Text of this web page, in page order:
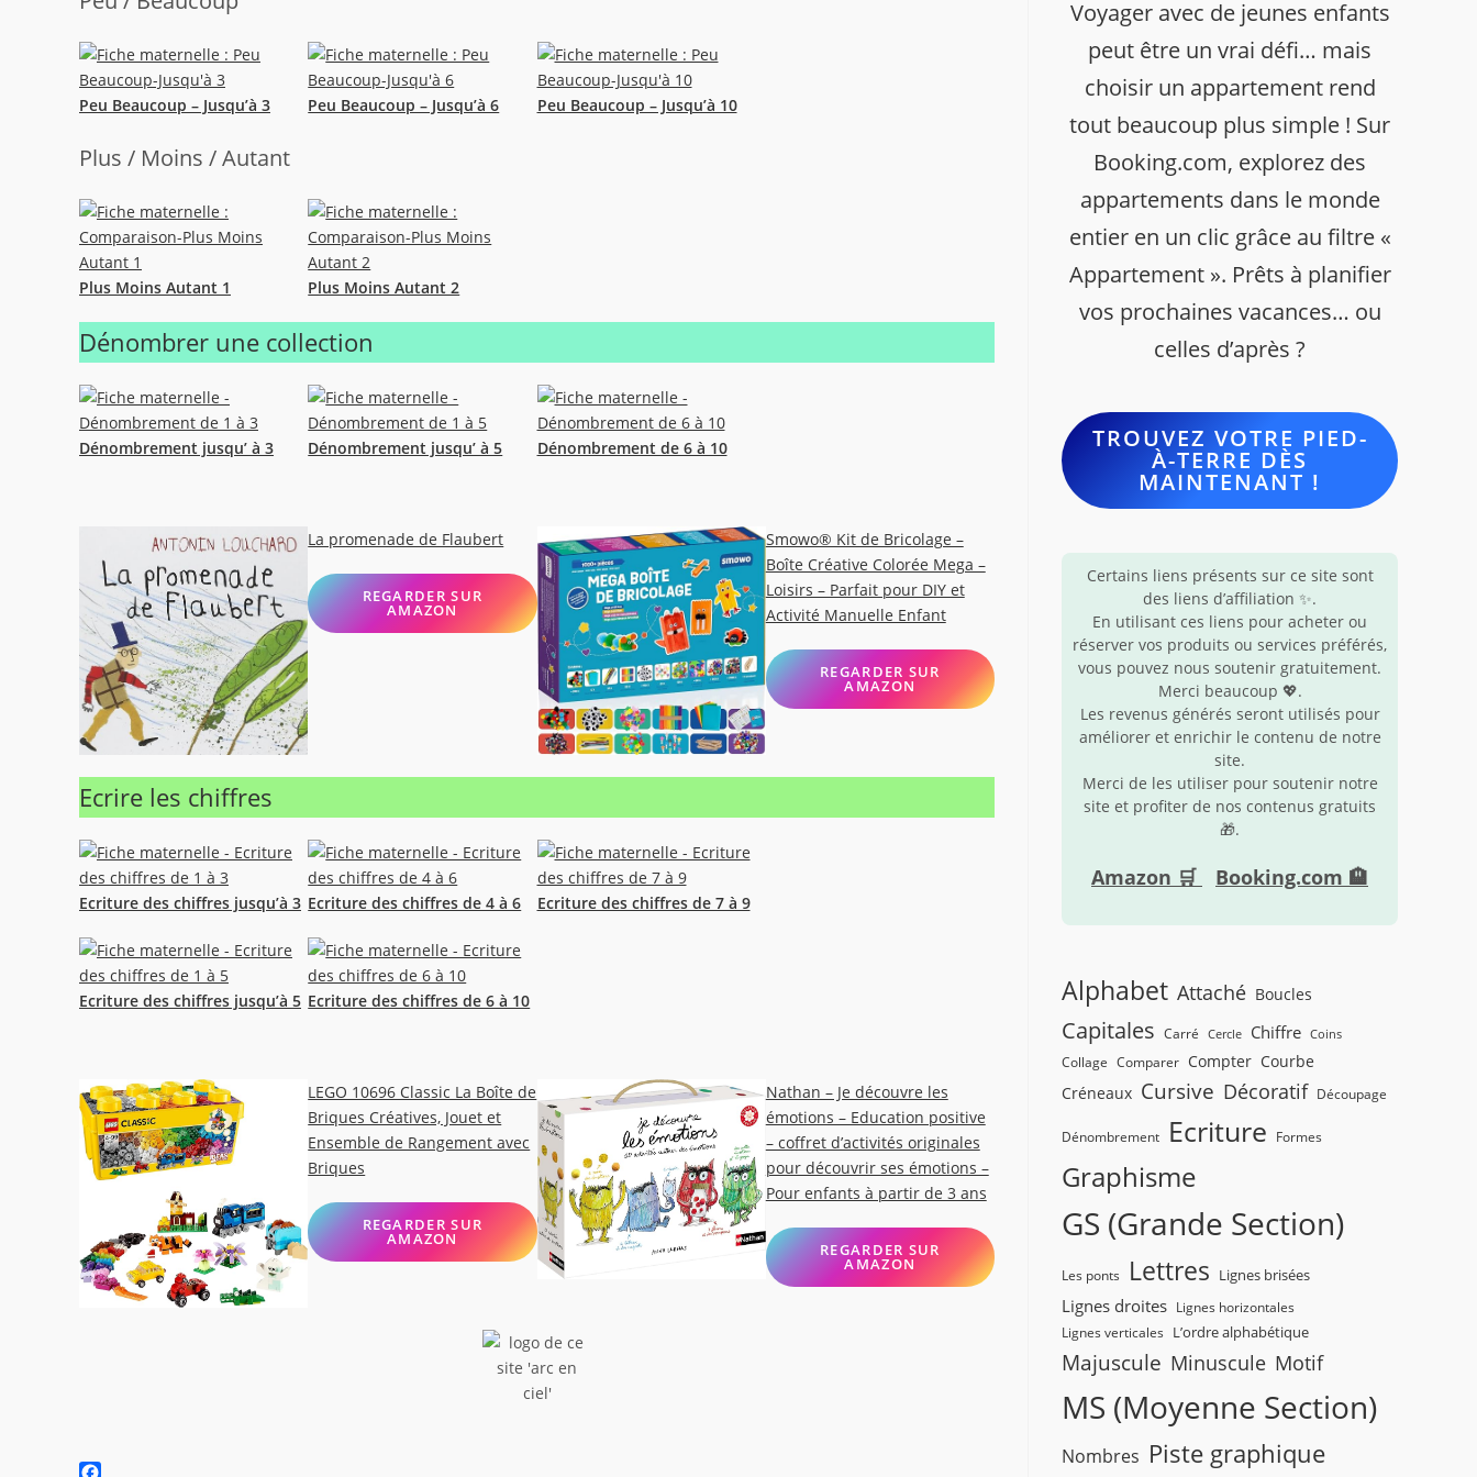
Peu Beaucoup – Jusqu’à 3 Peu Beaucoup – Jusqu’à 6 Peu Beaucoup – Jusqu’à 10
Plus / Moins / Autant
Plus Moins Autant 1 Plus Moins Autant 2
Dénombrer une collection
Dénombrement jusqu’ à 3 Dénombrement jusqu’ à 5 Dénombrement de 6 à 10
La promenade de Flaubert
REGARDER SUR
AMAZON
Smowo® Kit de Bricolage –
Boîte Créative Colorée Mega –
Loisirs – Parfait pour DIY et
Activité Manuelle Enfant
REGARDER SUR
AMAZON
Ecrire les chiffres
Ecriture des chiffres jusqu’à 3 Ecriture des chiffres de 4 à 6 Ecriture des chiffres de 7 à 9
Ecriture des chiffres jusqu’à 5 Ecriture des chiffres de 6 à 10
LEGO 10696 Classic La Boîte de
Briques Créatives, Jouet et
Ensemble de Rangement avec
Briques
REGARDER SUR
AMAZON
Nathan – Je découvre les
émotions – Education positive
– coffret d’activités originales
pour découvrir ses émotions –
Pour enfants à partir de 3 ans
REGARDER SUR
AMAZON
Voyager avec de jeunes enfants
peut être un vrai défi… mais
choisir un appartement rend
tout beaucoup plus simple ! Sur
Booking.com, explorez des
appartements dans le monde
entier en un clic grâce au filtre «
Appartement ». Prêts à planifier
vos prochaines vacances… ou
celles d’après ?
TROUVEZ VOTRE PIED-
À-TERRE DÈS
MAINTENANT !
Certains liens présents sur ce site sont
des liens d’affiliation ✨.
En utilisant ces liens pour acheter ou
réserver vos produits ou services préférés,
vous pouvez nous soutenir gratuitement.
Merci beaucoup 💖.
Les revenus générés seront utilisés pour
améliorer et enrichir le contenu de notre
site.
Merci de les utiliser pour soutenir notre
site et profiter de nos contenus gratuits
🎁.
Amazon 🛒 Booking.com 🏨
Alphabet Attaché Boucles
Capitales Carré Cercle Chiffre Coins
Collage Comparer Compter Courbe
Créneaux Cursive Décoratif Découpage
Dénombrement Ecriture Formes
Graphisme
GS (Grande Section)
Les ponts Lettres Lignes brisées
Lignes droites Lignes horizontales
Lignes verticales
L’ordre alphabétique
Majuscule Minuscule Motif
MS (Moyenne Section)
Nombres Piste graphique